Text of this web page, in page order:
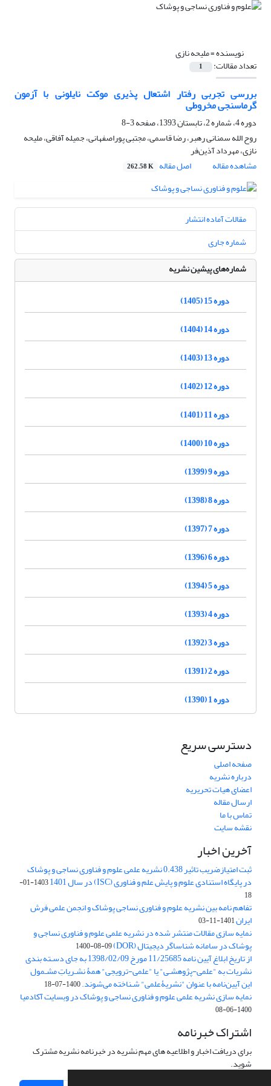
نویسنده =ملیحه نازی
تعداد مقالات: 1
بررسی تجربی رفتار اشتعال پذیری موکت نایلونی با آزمون
گرماسنجی مخروطی
دوره 4، شماره 2، تابستان 1393، صفحه
3-8
روح الله سمنانی رهبر، رضا قاسمی، مجتبی پوراصفهانی، جمیله آفاقی، ملیحه
نازی، مهرداد آذین‌فر
مشاهده مقاله
اصل مقاله 262.58 K
مقالات آماده انتشار
شماره جاری
شماره‌های پیشین نشریه
دوره 15 (1405)
دوره 14 (1404)
دوره 13 (1403)
دوره 12 (1402)
دوره 11 (1401)
دوره 10 (1400)
دوره 9 (1399)
دوره 8 (1398)
دوره 7 (1397)
دوره 6 (1396)
دوره 5 (1394)
دوره 4 (1393)
دوره 3 (1392)
دوره 2 (1391)
دوره 1 (1390)
دسترسی سریع
صفحه اصلی
درباره نشریه
اعضای هیات تحریریه
ارسال مقاله
تماس با ما
نقشه سایت
آخرین اخبار
ثبت امتیازضریب تاثیر 0.438 نشریه علمی علوم و فناوری نساجی و پوشاک
در پایگاه استنادی علوم و پایش علم و فناوری (ISC) در سال 1401
1403-01-
18
تفاهم نامه بین نشریه علوم و فناوری نساجی پوشاک و انجمن علمی فرش
ایران1401-11-03
نمایه سازی مقالات منتشر شده در نشریه علمی علوم و فناوری نساجی و
پوشاک در سامانه شناساگر دیجیتال (DOR) 1400-08-09
از تاریخ ابلاغ آیین نامه 11/25685 مورخ 1398/02/09 به جای دسـته بندی
نشریات به "علمی-پژوهشـی" یا "علمی-ترویجی" همۀ نشـریاتِ مشـمول
این آیین‌نامه با عنوان "نشریۀعلمی" شـناخته می‌شوند.1400-07-18
نمایه سازی نشریه علمی علوم و فناوری نساجی و پوشاک در وبسایت آکادمیا
1400-06-08
اشتراک خبرنامه
برای دریافت اخبار و اطلاعیه های مهم نشریه در خبرنامه نشریه مشترک
شوید.